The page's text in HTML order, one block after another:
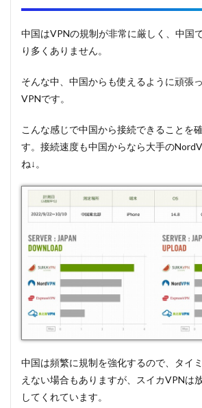
中国はVPNの規制が非常に厳しく、中国
り多くありません。
そんな中、中国からも使えるように頑張
VPNです。
こんな感じで中国から接続できることを
す。接続速度も中国からなら大手の
ね↓。
中国は頻繁に規制を強化するので、タイ
えない場合もありますが、スイカVPNは
してくれています。